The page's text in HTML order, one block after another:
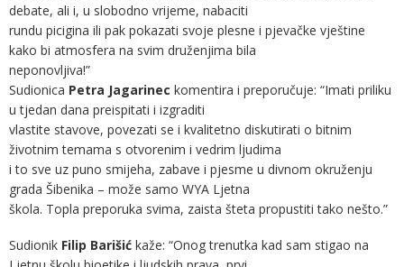
debate, ali i, u slobodno vrijeme, nabaciti
rundu picigina ili pak pokazati svoje plesne i pjevačke vještine
kako bi atmosfera na svim druženjima bila
neponovljiva!”
Sudionica Petra Jagarinec komentira i preporučuje: “Imati priliku
u tjedan dana preispitati i izgraditi
vlastite stavove, povezati se i kvalitetno diskutirati o bitnim
životnim temama s otvorenim i vedrim ljudima
i to sve uz puno smijeha, zabave i pjesme u divnom okruženju
grada Šibenika – može samo WYA Ljetna
škola. Topla preporuka svima, zaista šteta propustiti tako nešto.”
Sudionik Filip Barišić kaže: “Onog trenutka kad sam stigao na